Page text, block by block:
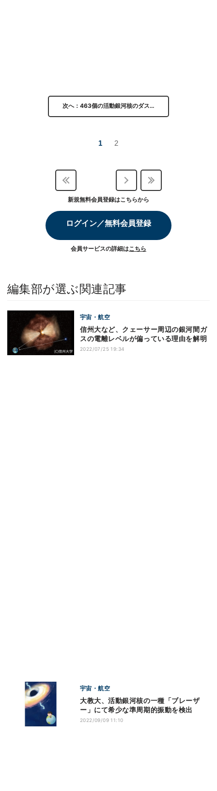
次へ：463個の活動銀河核のダス…
1 2
新規無料会員登録はこちらから
ログイン／無料会員登録
会員サービスの詳細はこちら
編集部が選ぶ関連記事
宇宙・航空
信州大など、クェーサー周辺の銀河間ガ
スの電離レベルが偏っている理由を解明
2022/07/25 19:34
宇宙・航空
大教大、活動銀河核の一種「ブレーザ
ー」にて希少な準周期的振動を検出
2022/09/09 11:10